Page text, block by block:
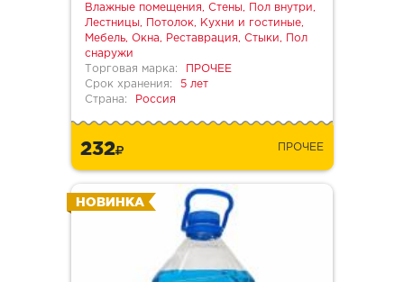
Влажные помещения, Стены, Пол внутри,
Лестницы, Потолок, Кухни и гостиные,
Мебель, Окна, Реставрация, Стыки, Пол
снаружи
Торговая марка:
ПРОЧЕЕ
Срок хранения:
5 лет
Страна:
Россия
232 ПРОЧЕЕ
НОВИНКА